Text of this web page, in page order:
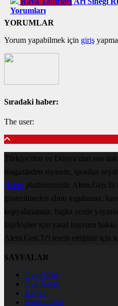
Yorumları
YORUMLAR
Yorum yapabilmek için giriş
Sıradaki haber:
The user:
Türkiye'den ve Dünya’dan son
magazinden siyasete, spordan
Haberplatformunda; Alem.Gen.Tr
gösterilmeden alıntı yapılamaz,
kopyalanamaz, başka yerde
kişi/kişiler için yasal başvuru hakkı
Alem.Gen.Tr'i tercih ettiğiniz için
SAYFALAR
Üye Girişi
Üye Kaydı
Künye
Hakkımızda